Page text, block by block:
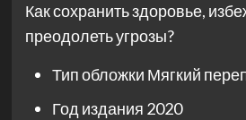
Как сохранить здоровье,
преодолеть угрозы?
Тип обложки Мягкий
Год издания 2020